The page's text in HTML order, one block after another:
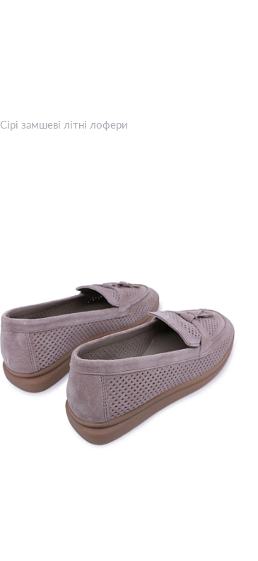
Сірі замшеві літні лофери